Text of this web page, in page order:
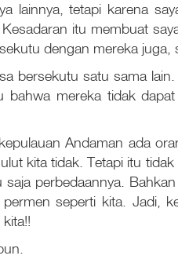
lainnya, tetapi karena
itu membuat
dengan mereka
bersekutu satu sama
mereka tidak
Andaman ada
kita tidak. Tetapi itu
perbedaannya.
seperti kita. Jadi,